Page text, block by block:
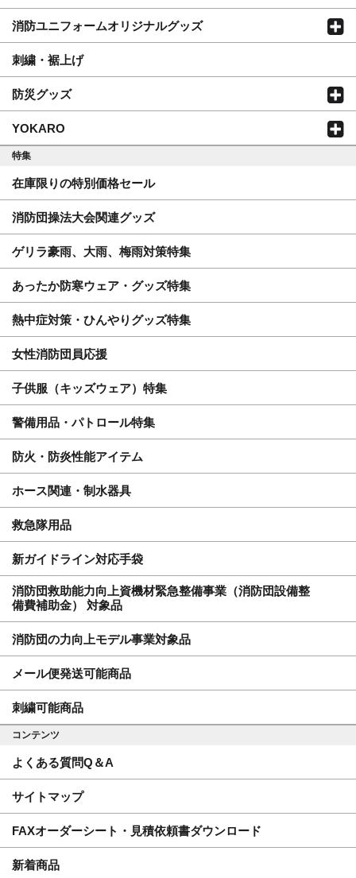
消防ユニフォームオリジナルグッズ
刺繍・裾上げ
防災グッズ
YOKARO
特集
在庫限りの特別価格セール
消防団操法大会関連グッズ
ゲリラ豪雨、大雨、梅雨対策特集
あったか防寒ウェア・グッズ特集
熱中症対策・ひんやりグッズ特集
女性消防団員応援
子供服（キッズウェア）特集
警備用品・パトロール特集
防火・防炎性能アイテム
ホース関連・制水器具
救急隊用品
新ガイドライン対応手袋
消防団救助能力向上資機材緊急整備事業（消防団設備整
備費補助金） 対象品
消防団の力向上モデル事業対象品
メール便発送可能商品
刺繍可能商品
コンテンツ
よくある質問Q＆A
サイトマップ
FAXオーダーシート・見積依頼書ダウンロード
新着商品